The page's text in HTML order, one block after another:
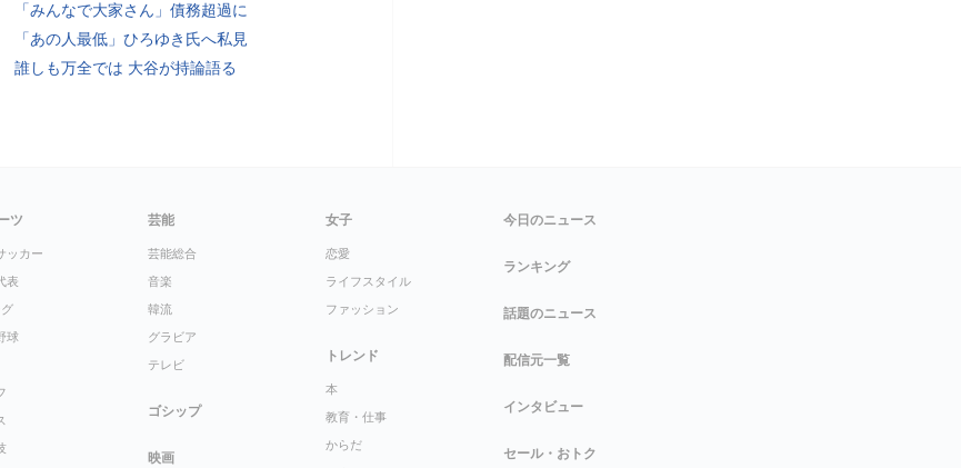
「みんなで大家さん」債務超過に
「あの人最低」ひろゆき氏へ私見
誰しも万全では 大谷が持論語る
ツ
ッカー
表
球
芸能
芸能総合
音楽
韓流
グラビア
テレビ
ゴシップ
映画
女子
恋愛
ライフスタイル
ファッション
トレンド
本
教育・仕事
からだ
今日のニュース
ランキング
話題のニュース
配信元一覧
インタビュー
セール・おトク